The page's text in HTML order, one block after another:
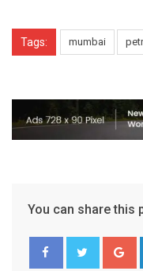
Tags: mumbai
You can share this